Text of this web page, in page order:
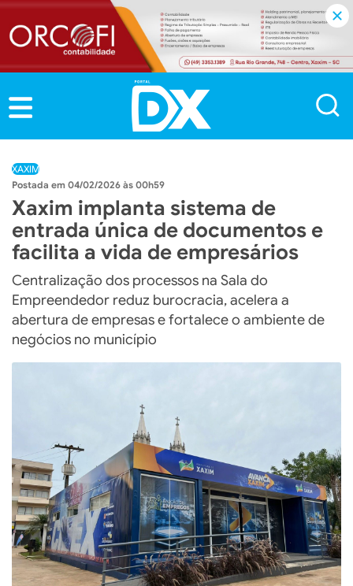
XAXIM
04/02/2026 às 00h59
Xaxim implanta sistema de
entrada única de documentos e
facilita a vida de empresários
Centralização dos processos na Sala do
Empreendedor reduz burocracia, acelera a
abertura de empresas e fortalece o ambiente de
negócios no município